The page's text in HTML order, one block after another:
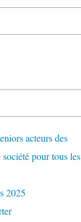
acteurs des
pour tous les
2025